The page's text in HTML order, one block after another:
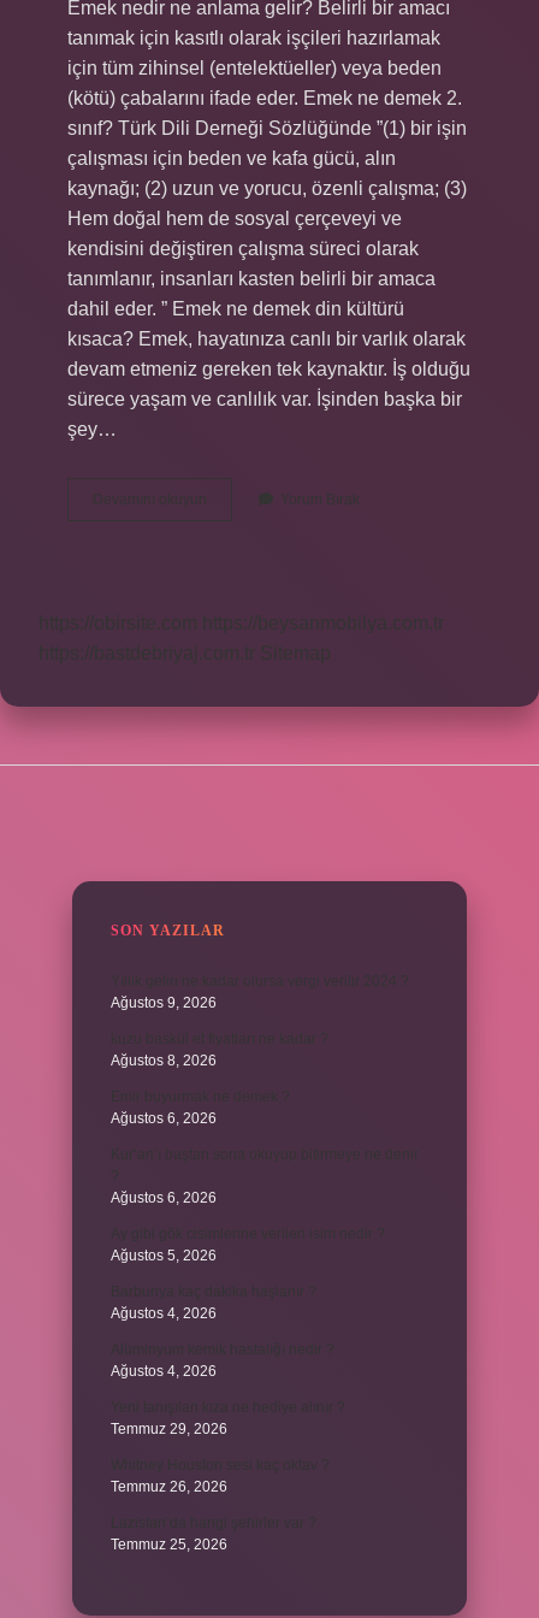
Emek nedir ne anlama gelir? Belirli bir amacı
tanımak için kasıtlı olarak işçileri hazırlamak
için tüm zihinsel (entelektüeller) veya beden
(kötü) çabalarını ifade eder. Emek ne demek 2.
sınıf? Türk Dili Derneği Sözlüğünde ”(1) bir işin
çalışması için beden ve kafa gücü, alın
kaynağı; (2) uzun ve yorucu, özenli çalışma; (3)
Hem doğal hem de sosyal çerçeveyi ve
kendisini değiştiren çalışma süreci olarak
tanımlanır, insanları kasten belirli bir amaca
dahil eder. ” Emek ne demek din kültürü
kısaca? Emek, hayatınıza canlı bir varlık olarak
devam etmeniz gereken tek kaynaktır. İş olduğu
sürece yaşam ve canlılık var. İşinden başka bir
şey…
Devamını okuyun
Nedir
Yorum Bırak
https://obirsite.com
https://beysanmobilya.com.tr
https://bastdebriyaj.com.tr Sitemap
SON YAZILAR
Ağustos 9, 2026
Ağustos 8, 2026
Ağustos 6, 2026
Ağustos 6, 2026
Ağustos 5, 2026
Ağustos 4, 2026
Ağustos 4, 2026
Temmuz 29, 2026
Temmuz 26, 2026
Temmuz 25, 2026